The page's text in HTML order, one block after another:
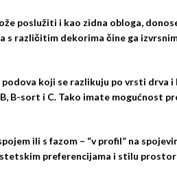
poslužiti i kao zidna obloga,
različitim dekorima čine ga
koji se razlikuju po vrsti drva
B-sort i C. Tako imate mogućnost
ili s fazom – “v profil” na
preferencijama i stilu